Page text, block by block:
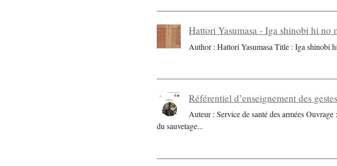
Hattori Yasumasa - Iga shinobi hi no
Author : Hattori Yasumasa Title : Iga shinobi
Référentiel d’enseignement des
Auteur : Service de santé des armées Ouvrage
du sauvetage...